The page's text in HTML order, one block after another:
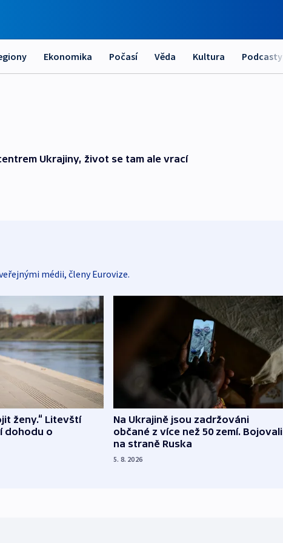
Ekonomika Počasí Věda Kultura Podcasty
Ukrajiny, život se tam ale vrací
médii, členy Eurovize.
ženy.“ Litevští
dohodu o
Na Ukrajině jsou zadržováni
občané z více než 50 zemí. Bojovali
na straně Ruska
5. 8. 2026